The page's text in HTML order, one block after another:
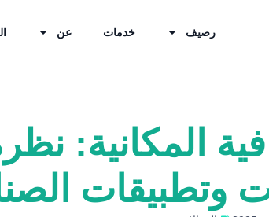
رصيف خدمات عن
المكانية:
وتطبيقات